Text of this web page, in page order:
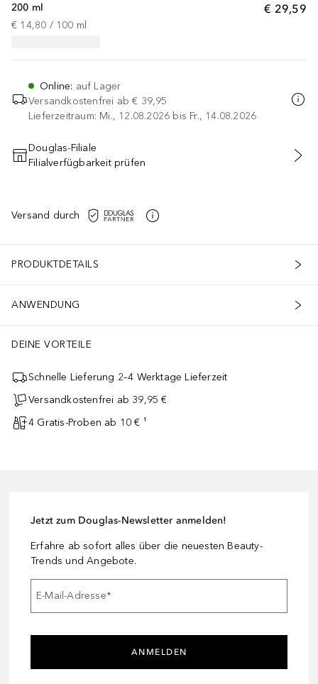
€ 29,59
200 ml
€ 14,80 / 100 ml
Online: auf Lager
Versandkostenfrei ab € 39,95
Lieferzeitraum: Mi., 12.08.2026 bis Fr., 14.08.2026
IN DEN WARENKORB
Douglas-Filiale
Filialverfügbarkeit prüfen
Versand durch
PRODUKTDETAILS
ANWENDUNG
DEINE VORTEILE
Schnelle Lieferung 2–4 Werktage Lieferzeit
Versandkostenfrei ab 39,95 €
4 Gratis-Proben ab 10 € ¹
Jetzt zum Douglas-Newsletter anmelden!
Erfahre ab sofort alles über die neuesten Beauty-
Trends und Angebote.
E-Mail-Adresse*
ANMELDEN